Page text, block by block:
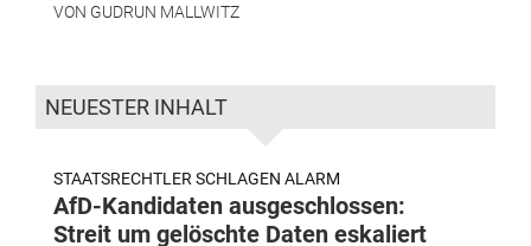
VON GUDRUN MALLWITZ
NEUESTER INHALT
STAATSRECHTLER SCHLAGEN ALARM
AfD-Kandidaten ausgeschlossen:
Streit um gelöschte Daten eskaliert